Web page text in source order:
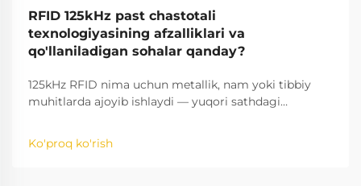
RFID 125kHz past chastotali
texnologiyasining afzalliklari va
qo'llaniladigan sohalar qanday?
125kHz RFID nima uchun metallik, nam yoki tibbiy
muhitlarda ajoyib ishlaydi — yuqori sathdagi
Hozir B2B sohasidagi ideal qo'llanilishlarini o'rganing.
Ko'proq ko'rish